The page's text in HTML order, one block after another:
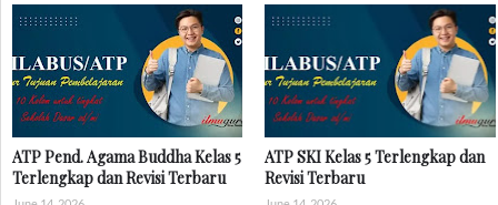
ATP Pend. Agama Buddha Kelas 5
Terlengkap dan Revisi Terbaru
ATP SKI Kelas 5 Terlengkap dan
Revisi Terbaru